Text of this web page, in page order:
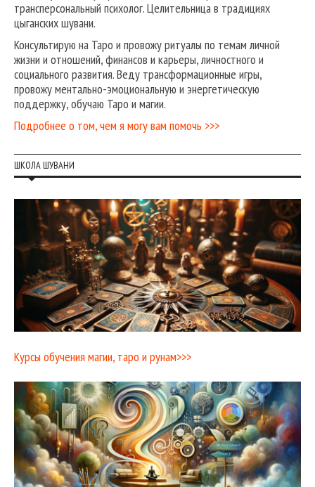
трансперсональный психолог. Целительница в традициях
цыганских шувани.
Консультирую на Таро и провожу ритуалы по темам личной
жизни и отношений, финансов и карьеры, личностного и
социального развития. Веду трансформационные игры,
провожу ментально-эмоциональную и энергетическую
поддержку, обучаю Таро и магии.
Подробнее о том, чем я могу вам помочь >>>
ШКОЛА ШУВАНИ
Курсы обучения магии, таро и рунам>>>